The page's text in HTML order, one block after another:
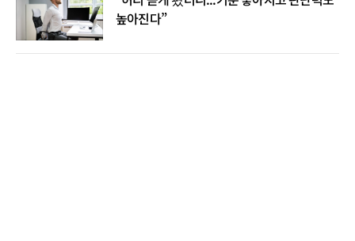
높아진다”